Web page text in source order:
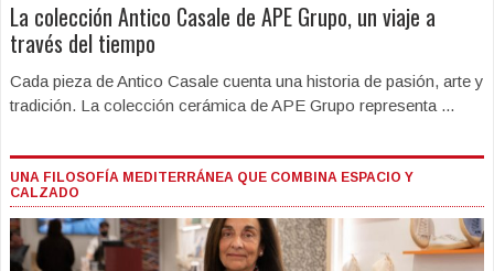
La colección Antico Casale de APE Grupo, un viaje a
través del tiempo
Cada pieza de Antico Casale cuenta una historia de pasión, arte y
tradición. La colección cerámica de APE Grupo representa ...
UNA FILOSOFÍA MEDITERRÁNEA QUE COMBINA ESPACIO Y
CALZADO